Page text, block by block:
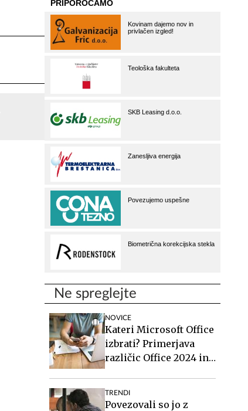
Ne spreglejte
NOVICE
Kateri Microsoft Office
izbrati? Primerjava
različic Office 2024 in
TRENDI
Povezovali so jo z